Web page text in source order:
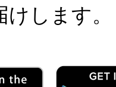
けします。